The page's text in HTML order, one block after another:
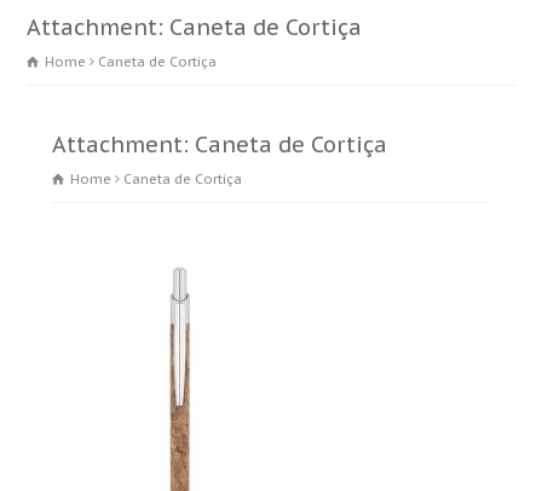
Attachment: Caneta de Cortiça
Home Caneta de Cortiça
Attachment: Caneta de Cortiça
Home Caneta de Cortiça